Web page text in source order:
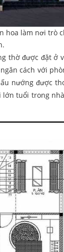
hoa làm nơi trò
thờ được đặt ở
cách với
nướng được
tuổi trong